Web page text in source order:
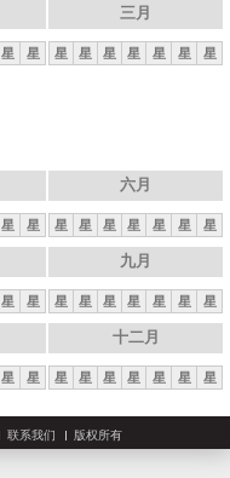
星 星
三月
星 星 星 星 星 星 星
星 星
六月
星 星 星 星 星 星 星
星 星
九月
星 星 星 星 星 星 星
星 星
十二月
星 星 星 星 星 星 星
联系我们 版权所有